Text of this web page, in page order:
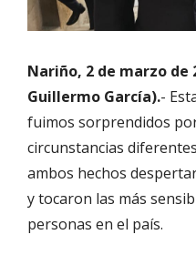
Nariño, 2 de marzo de
Guillermo García).-
fuimos sorprendidos
circunstancias
ambos hechos
y tocaron las más
personas en el país.